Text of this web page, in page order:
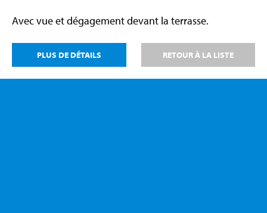
Avec vue et dégagement devant la terrasse.
PLUS DE DÉTAILS RETOUR À LA LISTE